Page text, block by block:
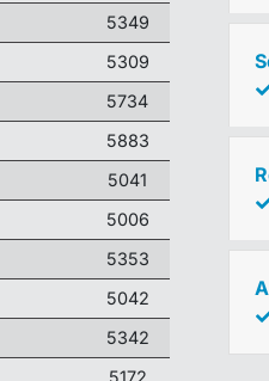
5349
5309
5734
5883
5041
5006
5353
5042
5342
5172